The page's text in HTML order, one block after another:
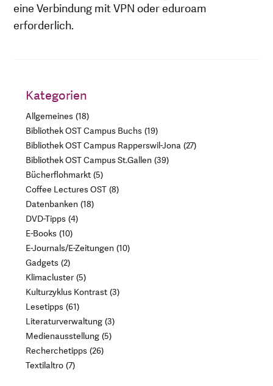
eine Verbindung mit VPN oder eduroam
erforderlich.
Kategorien
Allgemeines 18
Bibliothek OST Campus Buchs 19
Bibliothek OST Campus Rapperswil-Jona 27
Bibliothek OST Campus St.Gallen 39
Bücherflohmarkt 5
Coffee Lectures OST 8
Datenbanken 18
DVD-Tipps 4
E-Books 10
E-Journals/E-Zeitungen 10
Gadgets 2
Klimacluster 5
Kulturzyklus Kontrast 3
Lesetipps 61
Literaturverwaltung 3
Medienausstellung 5
Recherchetipps 26
Textilaltro 7